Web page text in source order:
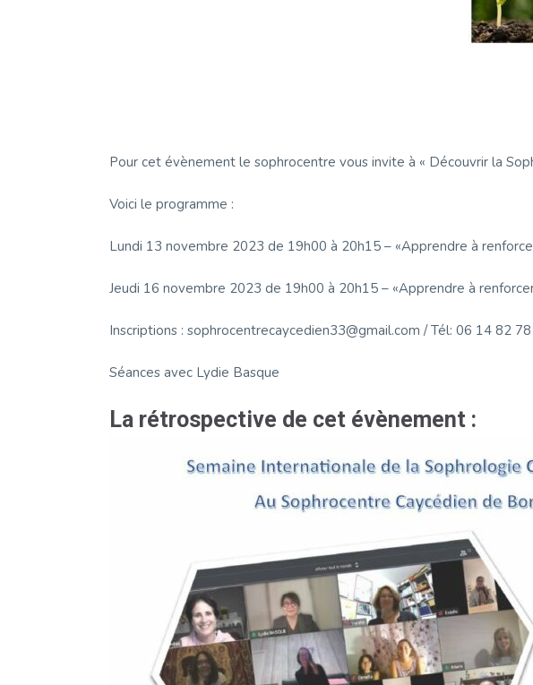
Pour cet évènement le sophrocentre vous invite à « Découvrir la
Voici le programme :
Lundi 13 novembre 2023 de 19h00 à 20h15 – «Apprendre à
Jeudi 16 novembre 2023 de 19h00 à 20h15 – «Apprendre à
Inscriptions : sophrocentrecaycedien33@gmail.com / Tél: 06 14 82
Séances avec Lydie Basque
La rétrospective de cet évènement :